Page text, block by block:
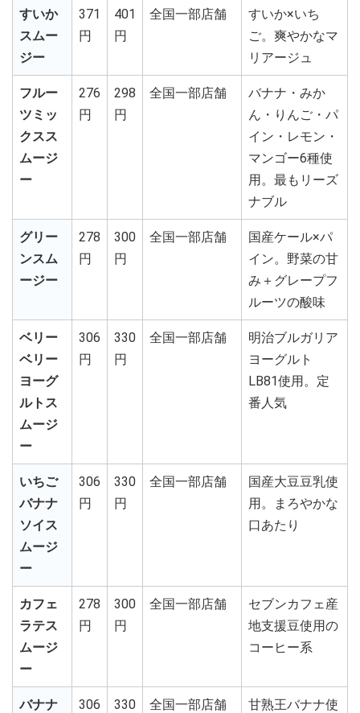
すいか
スムー
ジー
371
円
401
円
全国一部店舗
すいか×いち
ご。爽やかなマ
リアージュ
フルー
ツミッ
クスス
ムージ
ー
276
円
298
円
全国一部店舗
バナナ・みか
ん・りんご・パ
イン・レモン・
マンゴー6種使
用。最もリーズ
ナブル
グリー
ンスム
ージー
278
円
300
円
全国一部店舗
国産ケール×パ
イン。野菜の甘
み＋グレープフ
ルーツの酸味
ベリー
ベリー
ヨーグ
ルトス
ムージ
ー
306
円
330
円
全国一部店舗
明治ブルガリア
ヨーグルト
LB81使用。定
番人気
いちご
バナナ
ソイス
ムージ
ー
306
円
330
円
全国一部店舗
国産大豆豆乳使
用。まろやかな
口あたり
カフェ
ラテス
ムージ
ー
278
円
300
円
全国一部店舗
セブンカフェ産
地支援豆使用の
コーヒー系
バナナ
306
330
全国一部店舗
甘熟王バナナ使